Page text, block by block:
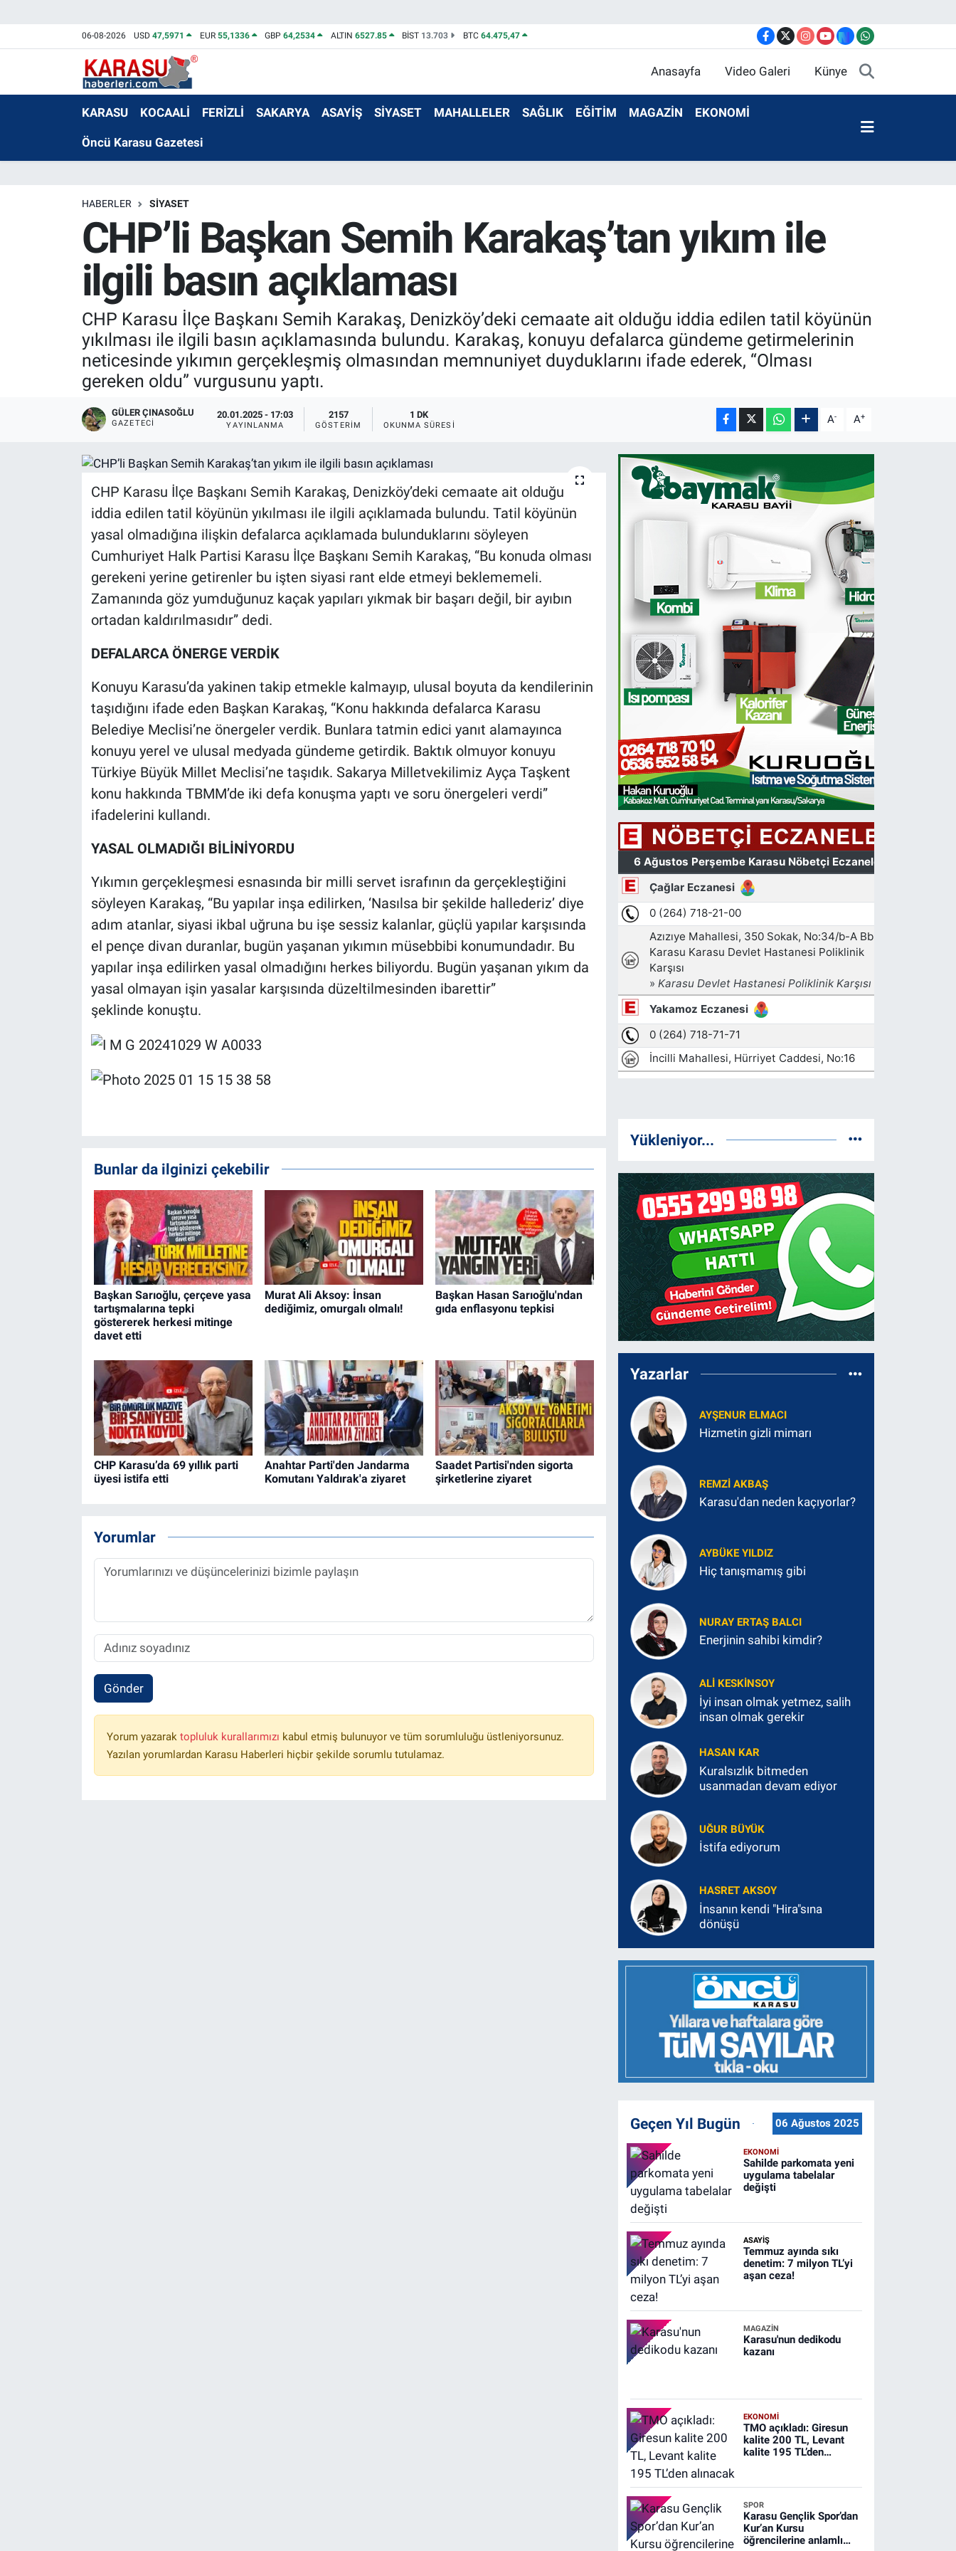
06-08-2026 USD47,5971 EUR 55,1336 GBP64,2534 ALTIN 6527.85 BİST 13.703 BTC 64.475,47
Anasayfa Video Galeri Künye
KARASU KOCAALİ FERİZLİ SAKARYA ASAYİŞ SİYASET MAHALLELER SAĞLIK EĞİTİM MAGAZİN EKONOMİ
Öncü Karasu Gazetesi
HABERLER SİYASET
CHP’li Başkan Semih Karakaş’tan yıkım ile
ilgili basın açıklaması
CHP Karasu İlçe Başkanı Semih Karakaş, Denizköy’deki cemaate ait olduğu iddia edilen tatil köyünün
yıkılması ile ilgili basın açıklamasında bulundu. Karakaş, konuyu defalarca gündeme getirmelerinin
neticesinde yıkımın gerçekleşmiş olmasından memnuniyet duyduklarını ifade ederek, “Olması
gereken oldu” vurgusunu yaptı.
GÜLER ÇINASOĞLU
GAZETECI
20.01.2025 - 17:03
YAYINLANMA
2157
GÖSTERIM
1 DK
OKUNMA SÜRESI A- A+
CHP Karasu İlçe Başkanı Semih Karakaş, Denizköy’deki cemaate ait olduğu
iddia edilen tatil köyünün yıkılması ile ilgili açıklamada bulundu. Tatil köyünün
yasal olmadığına ilişkin defalarca açıklamada bulunduklarını söyleyen
Cumhuriyet Halk Partisi Karasu İlçe Başkanı Semih Karakaş, “Bu konuda olması
gerekeni yerine getirenler bu işten siyasi rant elde etmeyi beklememeli.
Zamanında göz yumduğunuz kaçak yapıları yıkmak bir başarı değil, bir ayıbın
ortadan kaldırılmasıdır” dedi.
DEFALARCA ÖNERGE VERDİK
Konuyu Karasu’da yakinen takip etmekle kalmayıp, ulusal boyuta da kendilerinin
taşıdığını ifade eden Başkan Karakaş, “Konu hakkında defalarca Karasu
Belediye Meclisi’ne önergeler verdik. Bunlara tatmin edici yanıt alamayınca
konuyu yerel ve ulusal medyada gündeme getirdik. Baktık olmuyor konuyu
Türkiye Büyük Millet Meclisi’ne taşıdık. Sakarya Milletvekilimiz Ayça Taşkent
konu hakkında TBMM’de iki defa konuşma yaptı ve soru önergeleri verdi”
ifadelerini kullandı.
YASAL OLMADIĞI BİLİNİYORDU
Yıkımın gerçekleşmesi esnasında bir milli servet israfının da gerçekleştiğini
söyleyen Karakaş, “Bu yapılar inşa edilirken, ‘Nasılsa bir şekilde hallederiz’ diye
adım atanlar, siyasi ikbal uğruna bu işe sessiz kalanlar, güçlü yapılar karşısında
el pençe divan duranlar, bugün yaşanan yıkımın müsebbibi konumundadır. Bu
yapılar inşa edilirken yasal olmadığını herkes biliyordu. Bugün yaşanan yıkım da
yasal olmayan işin yasalar karşısında düzeltilmesinden ibarettir”
şeklinde konuştu.
Bunlar da ilginizi çekebilir
Başkan Sarıoğlu, çerçeve yasa
tartışmalarına tepki
göstererek herkesi mitinge
davet etti
Murat Ali Aksoy: İnsan
dediğimiz, omurgalı olmalı!
Başkan Hasan Sarıoğlu'ndan
gıda enflasyonu tepkisi
CHP Karasu’da 69 yıllık parti
üyesi istifa etti
Anahtar Parti'den Jandarma
Komutanı Yaldırak'a ziyaret
Saadet Partisi'nden sigorta
şirketlerine ziyaret
Yorumlar
Gönder
Yorum yazarak topluluk kurallarımızı kabul etmiş bulunuyor ve tüm sorumluluğu üstleniyorsunuz.
Yazılan yorumlardan Karasu Haberleri hiçbir şekilde sorumlu tutulamaz.
Yükleniyor...
Yazarlar
AYŞENUR ELMACI
Hizmetin gizli mimarı
REMZI AKBAŞ
Karasu'dan neden kaçıyorlar?
AYBÜKE YILDIZ
Hiç tanışmamış gibi
NURAY ERTAŞ BALCI
Enerjinin sahibi kimdir?
ALI KESKINSOY
İyi insan olmak yetmez, salih
insan olmak gerekir
HASAN KAR
Kuralsızlık bitmeden
usanmadan devam ediyor
UĞUR BÜYÜK
İstifa ediyorum
HASRET AKSOY
İnsanın kendi "Hira"sına
dönüşü
Geçen Yıl Bugün 06 Ağustos 2025
EKONOMİ
Sahilde parkomata yeni
uygulama tabelalar
değişti
ASAYİŞ
Temmuz ayında sıkı
denetim: 7 milyon TL’yi
aşan ceza!
MAGAZİN
Karasu'nun dedikodu
kazanı
EKONOMİ
TMO açıkladı: Giresun
kalite 200 TL, Levant
kalite 195 TL’den
SPOR
Karasu Gençlik Spor’dan
Kur’an Kursu
öğrencilerine anlamlı